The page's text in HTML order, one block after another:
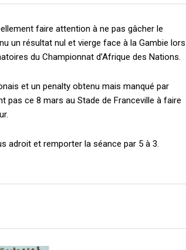
faire attention à ne pas gâcher le
un résultat nul et vierge face à la Gambie lors
du Championnat d’Afrique des Nations.
et un penalty obtenu mais manqué par
pas ce 8 mars au Stade de Franceville à faire
adroit et remporter la séance par 5 à 3.